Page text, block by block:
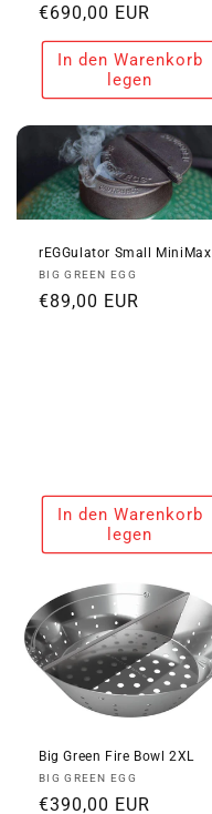
Normaler
Preis
€690,00 EUR
In den Warenkorb
legen
rEGGulator Small MiniMax
Anbieter:
BIG GREEN EGG
Normaler
€89,00 EUR
In den Warenkorb
legen
Big Green Fire Bowl 2XL
Anbieter:
BIG GREEN EGG
Normaler
€390,00 EUR